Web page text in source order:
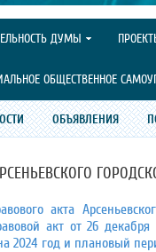
ДУМЫ
ОБЩЕСТВЕННОЕ
ОБЪЯВЛЕНИЯ
акта
акт от 26
2024 год и плановый